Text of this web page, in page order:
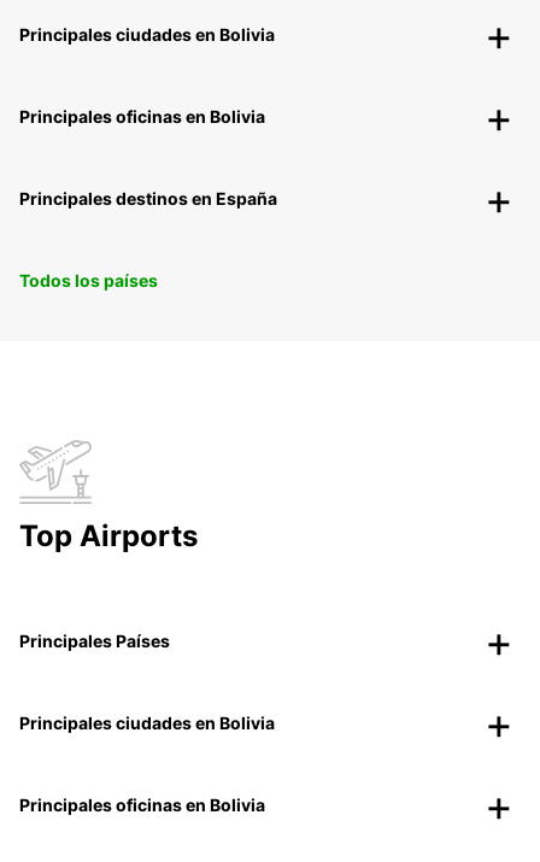
Principales ciudades en Bolivia
Principales oficinas en Bolivia
Principales destinos en España
Todos los países
Top Airports
Principales Países
Principales ciudades en Bolivia
Principales oficinas en Bolivia